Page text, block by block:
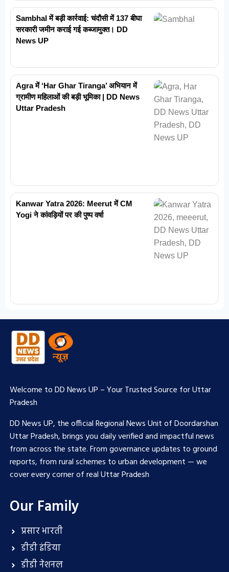
Sambhal में बड़ी कार्रवाई: चंदौसी में 137 बीघा
सरकारी जमीन कराई गई कब्जामुक्त। DD
News UP
Agra में ‘Har Ghar Tiranga’ अभियान में
ग्रामीण महिलाओं की बड़ी भूमिका | DD News
Uttar Pradesh
Kanwar Yatra 2026: Meerut में CM
Yogi ने कांवड़ियों पर की पुष्प वर्षा
Welcome to DD News UP – Your Trusted Source for Uttar
Pradesh
DD News UP, the official Regional News Unit of Doordarshan
Uttar Pradesh, brings you daily verified and impactful news
from across the state. From governance updates to ground
reports, from rural schemes to urban development — we
cover every corner of real Uttar Pradesh
Our Family
प्रसार भारती
डीडी इंडिया
डीडी नेशनल